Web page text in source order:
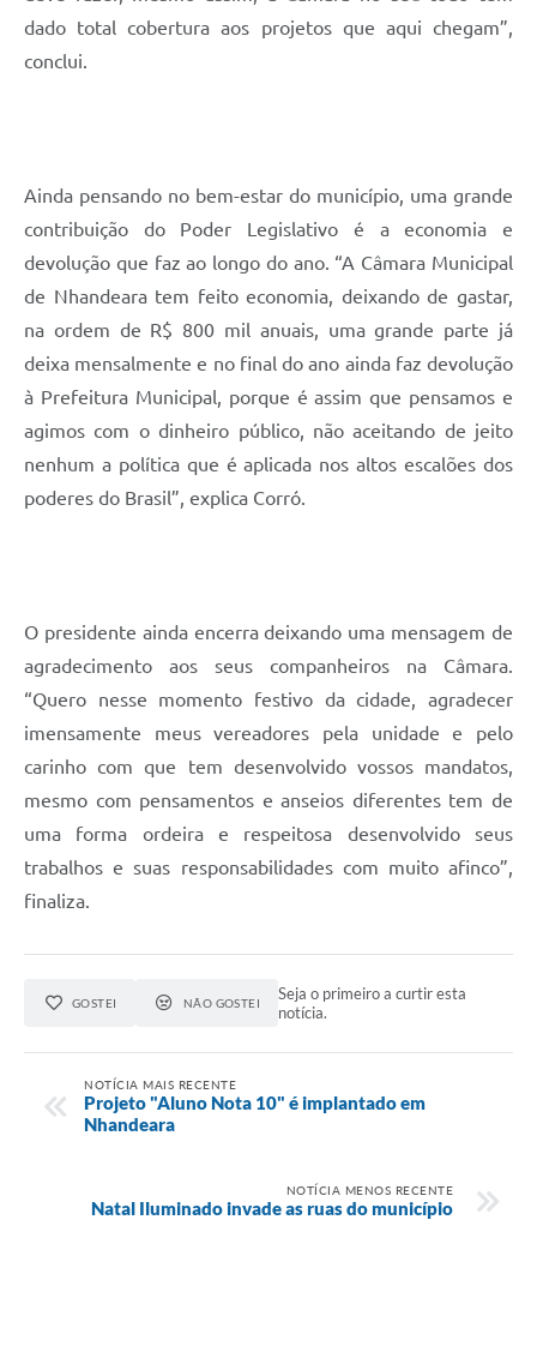
dado total cobertura aos projetos que aqui chegam”,
conclui.
Ainda pensando no bem-estar do município, uma grande
contribuição do Poder Legislativo é a economia e
devolução que faz ao longo do ano. “A Câmara Municipal
de Nhandeara tem feito economia, deixando de gastar,
na ordem de R$ 800 mil anuais, uma grande parte já
deixa mensalmente e no final do ano ainda faz devolução
à Prefeitura Municipal, porque é assim que pensamos e
agimos com o dinheiro público, não aceitando de jeito
nenhum a política que é aplicada nos altos escalões dos
poderes do Brasil”, explica Corró.
O presidente ainda encerra deixando uma mensagem de
agradecimento aos seus companheiros na Câmara.
“Quero nesse momento festivo da cidade, agradecer
imensamente meus vereadores pela unidade e pelo
carinho com que tem desenvolvido vossos mandatos,
mesmo com pensamentos e anseios diferentes tem de
uma forma ordeira e respeitosa desenvolvido seus
trabalhos e suas responsabilidades com muito afinco”,
finaliza.
GOSTEI NÃO GOSTEI
Seja o primeiro a curtir esta
notícia.
NOTÍCIA MAIS RECENTE
Projeto "Aluno Nota 10" é implantado em
Nhandeara
NOTÍCIA MENOS RECENTE
Natal Iluminado invade as ruas do município